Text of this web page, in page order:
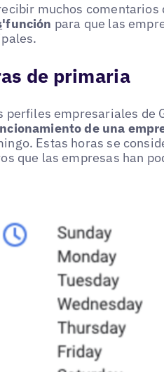
muchos comentarios
'función para que las
de primaria
perfiles empresariales de
de una
Estas horas se
que las empresas han